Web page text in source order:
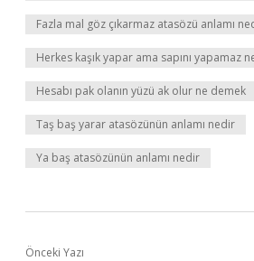
Fazla mal göz çıkarmaz atasözü anlamı
Herkes kaşık yapar ama sapını yapamaz
Hesabı pak olanın yüzü ak olur ne demek
Taş baş yarar atasözünün anlamı nedir
Ya baş atasözünün anlamı nedir
Önceki Yazı